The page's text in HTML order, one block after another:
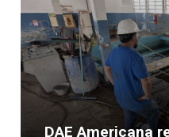
DAE Americana